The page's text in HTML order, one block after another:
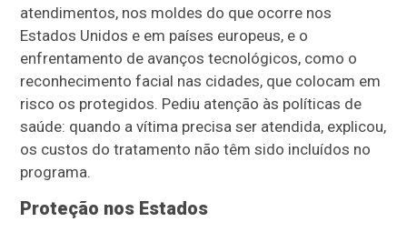
atendimentos, nos moldes do que ocorre nos
Estados Unidos e em países europeus, e o
enfrentamento de avanços tecnológicos, como o
reconhecimento facial nas cidades, que colocam em
risco os protegidos. Pediu atenção às políticas de
saúde: quando a vítima precisa ser atendida, explicou,
os custos do tratamento não têm sido incluídos no
programa.
Proteção nos Estados